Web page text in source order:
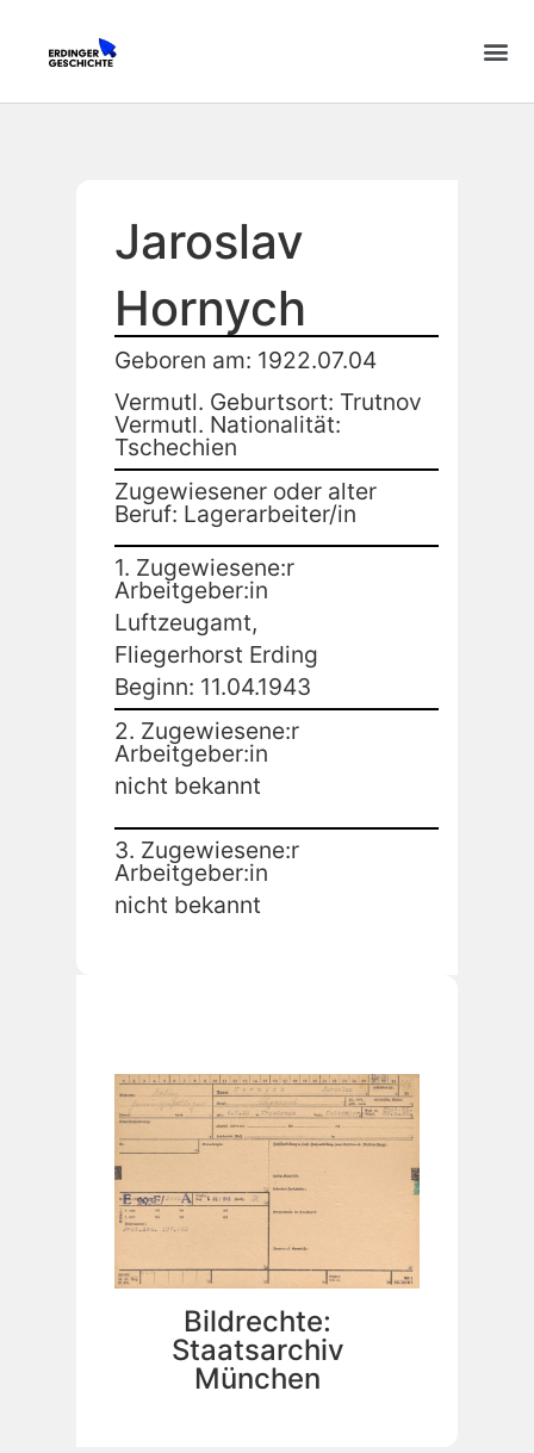
Jaroslav
Hornych
Geboren am: 1922.07.04
Vermutl. Geburtsort: Trutnov
Vermutl. Nationalität:
Tschechien
Zugewiesener oder alter
Beruf: Lagerarbeiter/in
1. Zugewiesene:r
Arbeitgeber:in
Luftzeugamt,
Fliegerhorst Erding
Beginn: 11.04.1943
2. Zugewiesene:r
Arbeitgeber:in
nicht bekannt
3. Zugewiesene:r
Arbeitgeber:in
nicht bekannt
Bildrechte:
Staatsarchiv
München